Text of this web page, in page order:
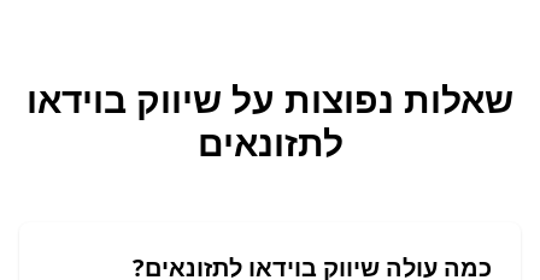
שאלות נפוצות על שיווק בוידאו
לתזונאים
כמה עולה שיווק בוידאו לתזונאים?